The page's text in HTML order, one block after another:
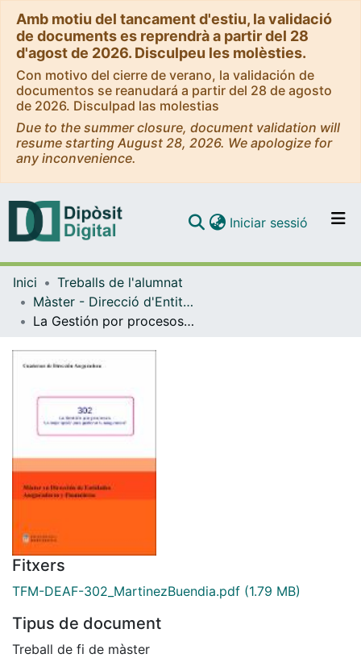
Amb motiu del tancament d'estiu, la validació
de documents es reprendrà a partir del 28
d'agost de 2026. Disculpeu les molèsties.
Con motivo del cierre de verano, la validación de
documentos se reanudará a partir del 28 de agosto
de 2026. Disculpad las molestias
Due to the summer closure, document validation will
resume starting August 28, 2026. We apologize for
any inconvenience.
Navega per tot el DD
Iniciar sessió (current)
Inici
Treballs de l'alumnat
Màster - Direcció d'Entitats Asseguradores i Financeres (DEAF)
La Gestión por procesos :“La mejor opción para gestionar tu aseguradora”
Fitxers
TFM-DEAF-302_MartinezBuendia.pdf (1.79 MB)
Tipus de document
Treball de fi de màster